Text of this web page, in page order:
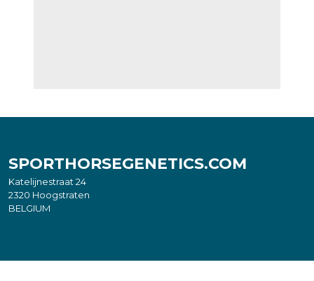
SPORTHORSEGENETICS.COM
Katelijnestraat 24
2320 Hoogstraten
BELGIUM